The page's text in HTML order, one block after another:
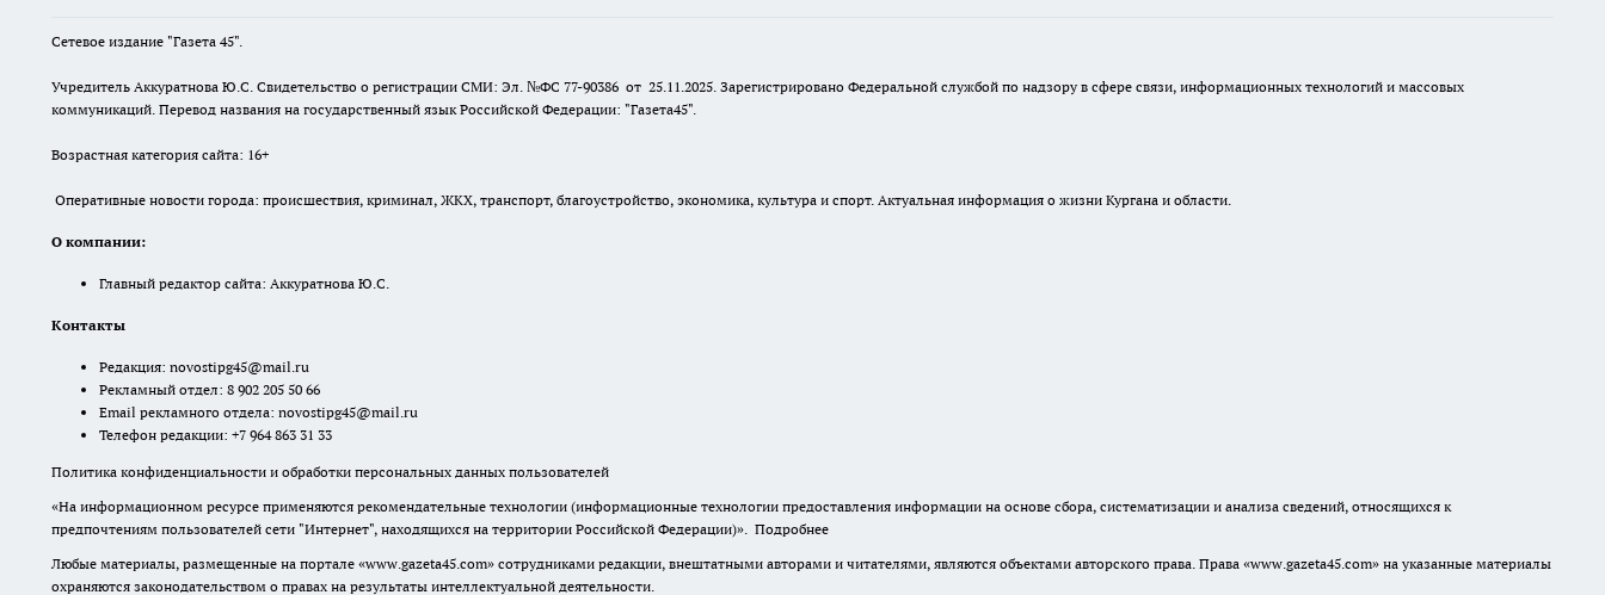
Сетевое издание "Газета 45".
Учредитель Аккуратнова Ю.С. Свидетельство о регистрации СМИ: Эл. №ФС 77-90386 от 25.11.2025. Зарегистрировано Федеральной службой по надзору в сфере связи, информационных технологий и массовых
коммуникаций. Перевод названия на государственный язык Российской Федерации: "Газета45".
Возрастная категория сайта: 16+
Оперативные новости города: происшествия, криминал, ЖКХ, транспорт, благоустройство, экономика, культура и спорт. Актуальная информация о жизни Кургана и области.
О компании:
Главный редактор сайта: Аккуратнова Ю.С.
Контакты
Редакция: novostipg45@mail.ru
Рекламный отдел: 8 902 205 50 66
Email рекламного отдела: novostipg45@mail.ru
Телефон редакции: +7 964 863 31 33
Политика конфиденциальности и обработки персональных данных пользователей
«На информационном ресурсе применяются рекомендательные технологии (информационные технологии предоставления информации на основе сбора, систематизации и анализа сведений, относящихся к
предпочтениям пользователей сети "Интернет", находящихся на территории Российской Федерации)». Подробнее
Любые материалы, размещенные на портале «www.gazeta45.com» сотрудниками редакции, внештатными авторами и читателями, являются объектами авторского права. Права «www.gazeta45.com» на указанные материалы
охраняются законодательством о правах на результаты интеллектуальной деятельности.